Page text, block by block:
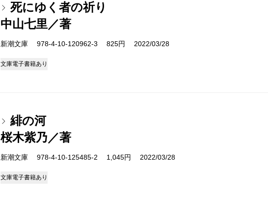
死にゆく者の祈り
中山七里／著
新潮文庫 978-4-10-120962-3 825円 2022/03/28
文庫電子書籍あり
緋の河
桜木紫乃／著
新潮文庫 978-4-10-125485-2 1,045円 2022/03/28
文庫電子書籍あり